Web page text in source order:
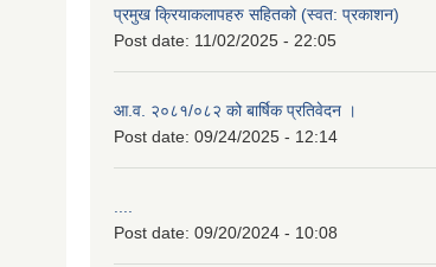
प्रमुख क्रियाकलापहरु सहितको (स्वत: प्रकाशन)
Post date: 11/02/2025 - 22:05
आ.व. २०८१/०८२ को बार्षिक प्रतिवेदन ।
Post date: 09/24/2025 - 12:14
Post date: 09/20/2024 - 10:08